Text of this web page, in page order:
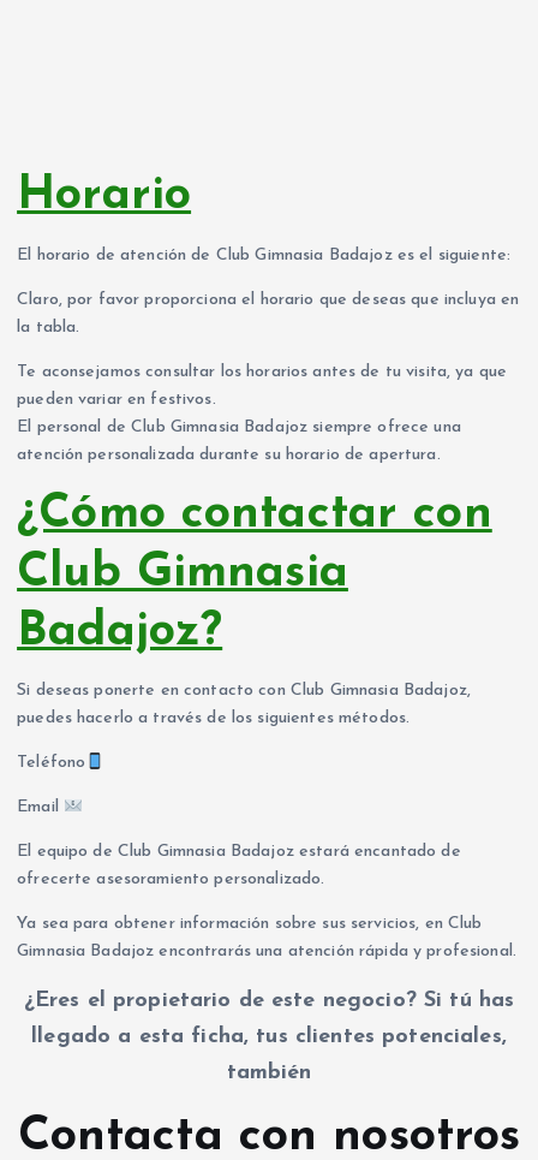
Horario
El horario de atención de Club Gimnasia Badajoz es el siguiente:
Claro, por favor proporciona el horario que deseas que incluya en
la tabla.
Te aconsejamos consultar los horarios antes de tu visita, ya que
pueden variar en festivos.
El personal de Club Gimnasia Badajoz siempre ofrece una
atención personalizada durante su horario de apertura.
¿Cómo contactar con
Club Gimnasia
Badajoz?
Si deseas ponerte en contacto con Club Gimnasia Badajoz,
puedes hacerlo a través de los siguientes métodos.
Teléfono
Email
El equipo de Club Gimnasia Badajoz estará encantado de
ofrecerte asesoramiento personalizado.
Ya sea para obtener información sobre sus servicios, en Club
Gimnasia Badajoz encontrarás una atención rápida y profesional.
¿Eres el propietario de este negocio? Si tú has
llegado a esta ficha, tus clientes potenciales,
también
Contacta con nosotros